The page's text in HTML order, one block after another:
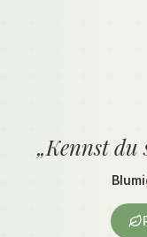
„Kennst du